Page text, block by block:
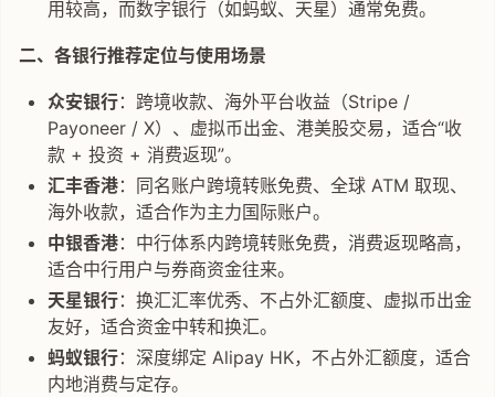
用较高，而数字银行（如蚂蚁、天星）通常免费。
二、各银行推荐定位与使用场景
众安银行：跨境收款、海外平台收益（Stripe /
Payoneer / X）、虚拟币出金、港美股交易，适合“收
款 + 投资 + 消费返现”。
汇丰香港：同名账户跨境转账免费、全球 ATM 取现、
海外收款，适合作为主力国际账户。
中银香港：中行体系内跨境转账免费，消费返现略高，
适合中行用户与券商资金往来。
天星银行：换汇汇率优秀、不占外汇额度、虚拟币出金
友好，适合资金中转和换汇。
蚂蚁银行：深度绑定 Alipay HK，不占外汇额度，适合
内地消费与定存。